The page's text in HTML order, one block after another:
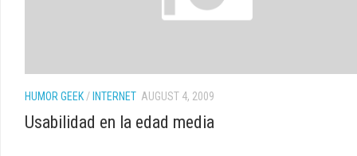
HUMOR GEEK / INTERNET AUGUST 4, 2009
Usabilidad en la edad media